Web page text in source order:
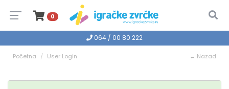
0
064 / 00 80 222
Početna User Login ← Nazad